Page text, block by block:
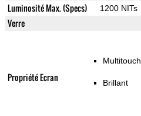
Luminosité Max. (Specs) 1200 NITs
Verre
Propriété Ecran
Multitouch
Brillant